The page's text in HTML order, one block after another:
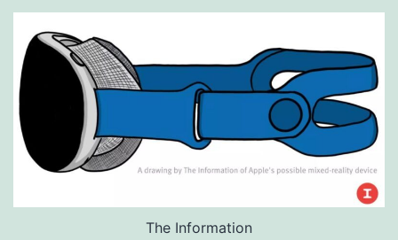
The Information